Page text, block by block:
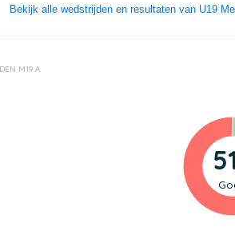
Bekijk alle wedstrijden en resultaten van U19
M19 A